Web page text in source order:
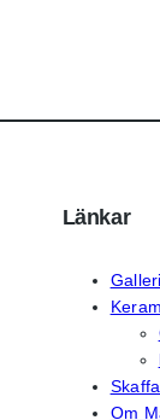
Länkar
Galleri
Om